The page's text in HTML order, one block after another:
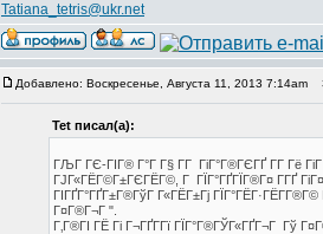
Tatiana_tetris@ukr.net
Добавлено: Воскресенье, Августа 11, 2013 7:14am
Tet писал(а):
ГЉГ ГЄ-ГІГ® Г°Г Г§ Г­Г ГіГ°Г®ГЄГҐ Г­Г Гё
ГЈГ«ГЁГ©Г±ГЄГЁГ©, Г ГЇГ°ГҐГЇГ®Г¤ Г­ГҐ
ГІГҐГ°ГҐГ±Г®ГўГ Г«ГЁГ±Гј
Г¤Г®Г¬Г ".
Г‚Г®ГІ ГЁ Гі Г¬ГҐГ­Гї ГЇГ°Г®ГЎГ«ГҐГ¬Г Гў